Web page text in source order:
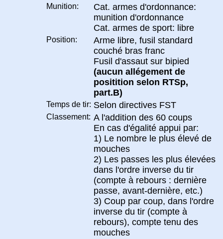
Munition:
Cat. armes d'ordonnance:
munition d'ordonnance
Cat. armes de sport: libre
Position:
Arme libre, fusil standard
couché bras franc
Fusil d'assaut sur bipied
(aucun allégement de
positition selon RTSp,
part.B)
Temps de tir: Selon directives FST
Classement: A l'addition des 60 coups
En cas d'égalité appui par:
1) Le nombre le plus élevé de
mouches
2) Les passes les plus élevées
dans l'ordre inverse du tir
(compte à rebours : dernière
passe, avant-dernière, etc.)
3) Coup par coup, dans l'ordre
inverse du tir (compte à
rebours), compte tenu des
mouches